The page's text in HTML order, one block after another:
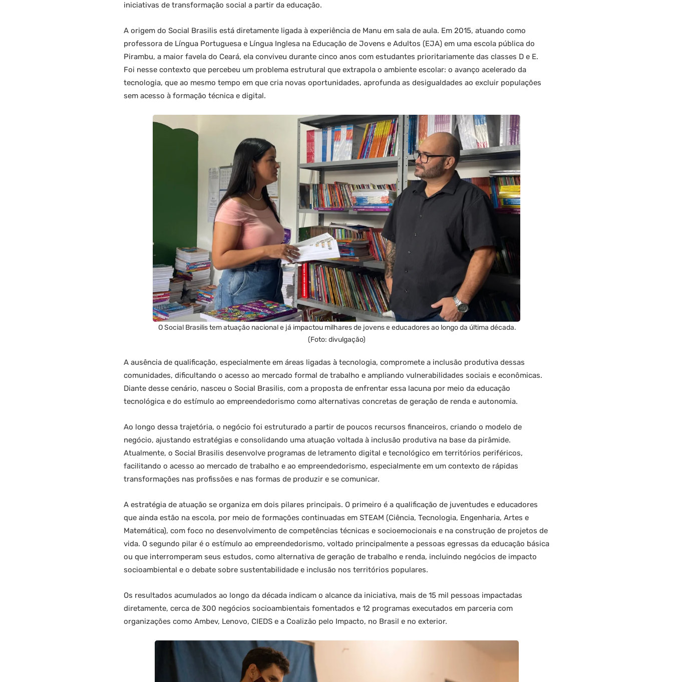
iniciativas de transformação social a partir da educação.
A origem do Social Brasilis está diretamente ligada à experiência de Manu em sala de aula. Em 2015, atuando como
professora de Língua Portuguesa e Língua Inglesa na Educação de Jovens e Adultos (EJA) em uma escola pública do
Pirambu, a maior favela do Ceará, ela conviveu durante cinco anos com estudantes prioritariamente das classes D e E.
Foi nesse contexto que percebeu um problema estrutural que extrapola o ambiente escolar: o avanço acelerado da
tecnologia, que ao mesmo tempo em que cria novas oportunidades, aprofunda as desigualdades ao excluir populações
sem acesso à formação técnica e digital.
O Social Brasilis tem atuação nacional e já impactou milhares de jovens e educadores ao longo da última década.
(Foto: divulgação)
A ausência de qualificação, especialmente em áreas ligadas à tecnologia, compromete a inclusão produtiva dessas
comunidades, dificultando o acesso ao mercado formal de trabalho e ampliando vulnerabilidades sociais e econômicas.
Diante desse cenário, nasceu o Social Brasilis, com a proposta de enfrentar essa lacuna por meio da educação
tecnológica e do estímulo ao empreendedorismo como alternativas concretas de geração de renda e autonomia.
Ao longo dessa trajetória, o negócio foi estruturado a partir de poucos recursos financeiros, criando o modelo de
negócio, ajustando estratégias e consolidando uma atuação voltada à inclusão produtiva na base da pirâmide.
Atualmente, o Social Brasilis desenvolve programas de letramento digital e tecnológico em territórios periféricos,
facilitando o acesso ao mercado de trabalho e ao empreendedorismo, especialmente em um contexto de rápidas
transformações nas profissões e nas formas de produzir e se comunicar.
A estratégia de atuação se organiza em dois pilares principais. O primeiro é a qualificação de juventudes e educadores
que ainda estão na escola, por meio de formações continuadas em STEAM (Ciência, Tecnologia, Engenharia, Artes e
Matemática), com foco no desenvolvimento de competências técnicas e socioemocionais e na construção de projetos de
vida. O segundo pilar é o estímulo ao empreendedorismo, voltado principalmente a pessoas egressas da educação básica
ou que interromperam seus estudos, como alternativa de geração de trabalho e renda, incluindo negócios de impacto
socioambiental e o debate sobre sustentabilidade e inclusão nos territórios populares.
Os resultados acumulados ao longo da década indicam o alcance da iniciativa, mais de 15 mil pessoas impactadas
diretamente, cerca de 300 negócios socioambientais fomentados e 12 programas executados em parceria com
organizações como Ambev, Lenovo, CIEDS e a Coalizão pelo Impacto, no Brasil e no exterior.